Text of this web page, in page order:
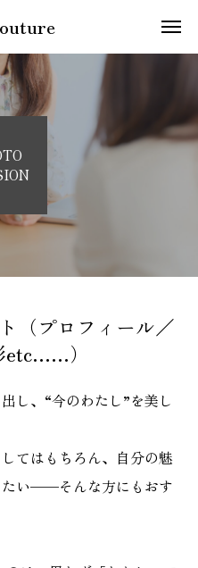
（プロフィール／
etc……）
し、“今のわたし”を美し
てはもちろん、自分の魅
たい——そんな方にもおす